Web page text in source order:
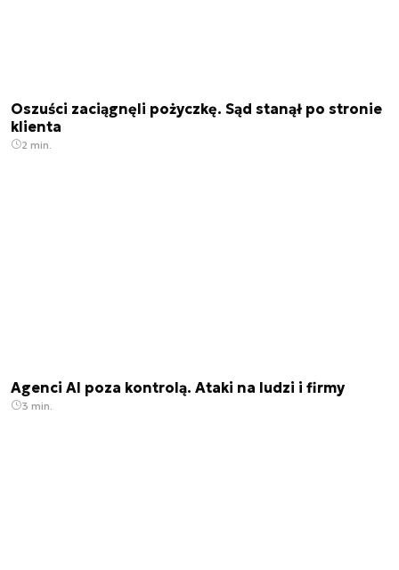
Oszuści zaciągnęli pożyczkę. Sąd stanął po stronie
klienta
2 min.
Agenci AI poza kontrolą. Ataki na ludzi i firmy
3 min.